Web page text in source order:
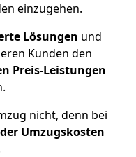
einzugehen.
Lösungen und
Kunden den
Preis-Leistungen
nicht, denn bei
Umzugskosten